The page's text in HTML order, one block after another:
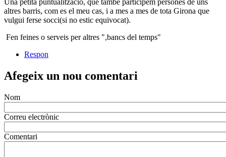
registrat)
Una petita puntualització, que també participem persones de uns
altres barris, com es el meu cas, i a mes a mes de tota Girona que
vulgui ferse socci(si no estic equivocat).
Fen feines o serveis per altres ",bancs del temps"
Respon
Afegeix un nou comentari
Nom
Correu electrònic
Comentari